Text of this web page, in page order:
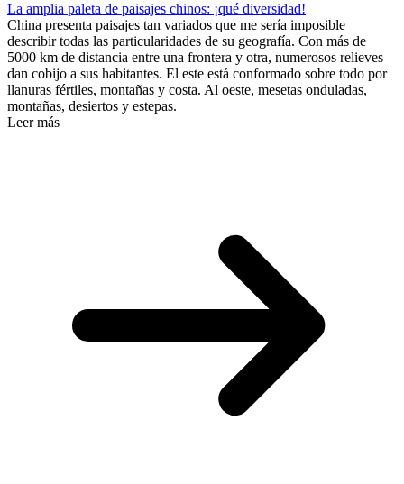
La amplia paleta de paisajes chinos: ¡qué diversidad!
China presenta paisajes tan variados que me sería imposible
describir todas las particularidades de su geografía. Con más de
5000 km de distancia entre una frontera y otra, numerosos relieves
dan cobijo a sus habitantes. El este está conformado sobre todo por
llanuras fértiles, montañas y costa. Al oeste, mesetas onduladas,
montañas, desiertos y estepas.
Leer más